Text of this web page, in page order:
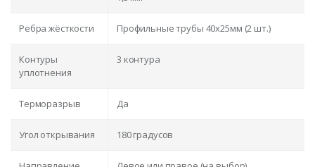
Ребра жёсткости Профильные трубы 40х25мм (2 шт.)
Контуры
уплотнения
3 контура
Терморазрыв Да
Угол открывания 180 градусов